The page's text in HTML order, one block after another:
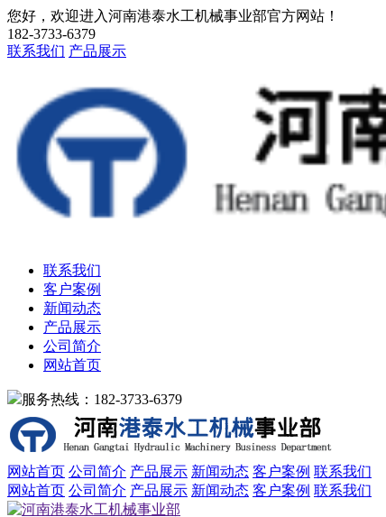
您好，欢迎进入河南港泰水工机械事业部官方网站！
182-3733-6379
联系我们 产品展示
联系我们
客户案例
新闻动态
产品展示
公司简介
网站首页
服务热线：182-3733-6379
网站首页 公司简介 产品展示 新闻动态 客户案例 联系我们
网站首页 公司简介 产品展示 新闻动态 客户案例 联系我们